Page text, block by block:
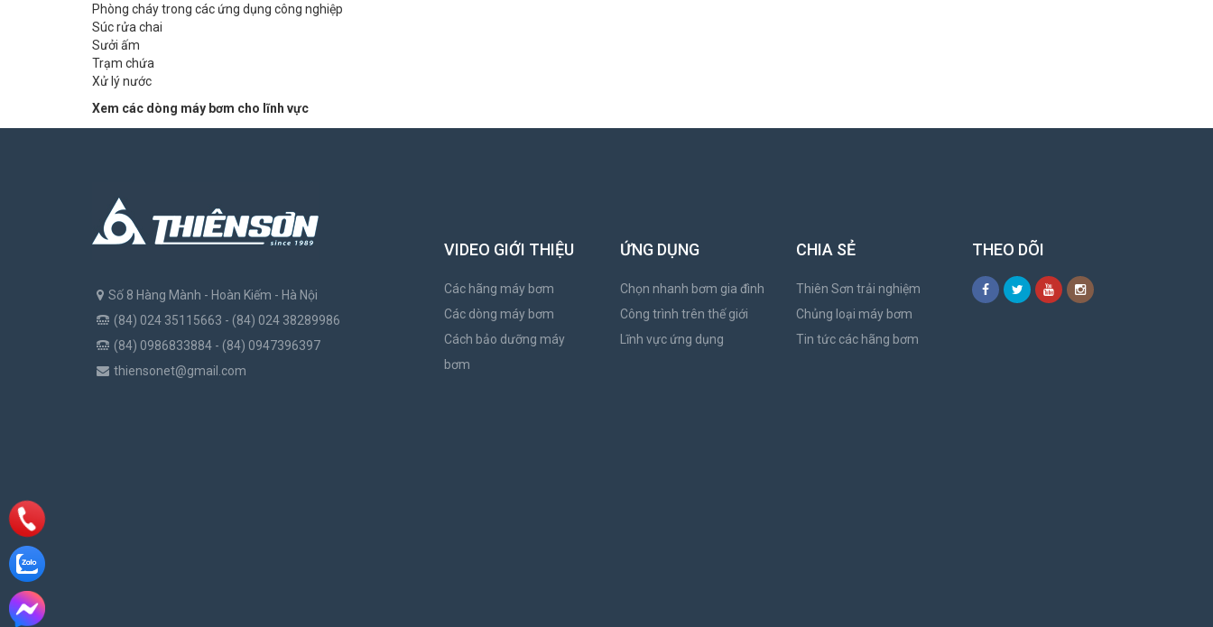
Phòng cháy trong các ứng dụng công nghiệp
Súc rửa chai
Sưởi ấm
Trạm chứa
Xử lý nước
Xem các dòng máy bơm cho lĩnh vực
Số 8 Hàng Mành - Hoàn Kiếm - Hà Nội
(84) 024 35115663 - (84) 024 38289986
(84) 0986833884 - (84) 0947396397
thiensonet@gmail.com
VIDEO GIỚI THIỆU
Các hãng máy bơm
Các dòng máy bơm
Cách bảo dưỡng máy
bơm
ỨNG DỤNG
Chọn nhanh bơm gia đình
Công trình trên thế giới
Lĩnh vực ứng dụng
CHIA SẺ
Thiên Sơn trải nghiệm
Chủng loại máy bơm
Tin tức các hãng bơm
THEO DÕI